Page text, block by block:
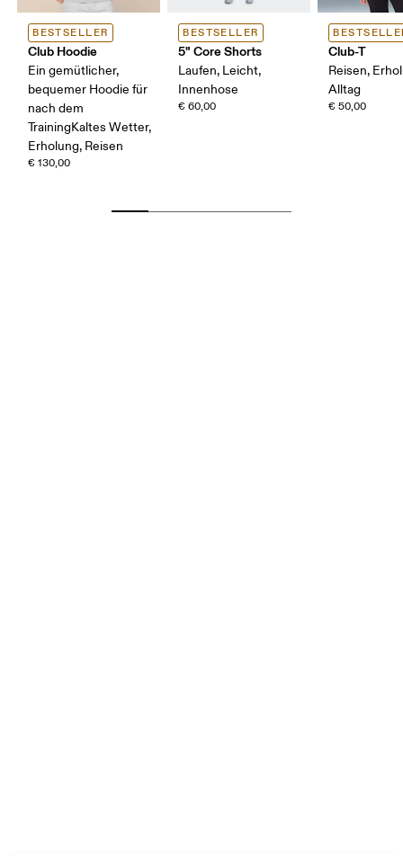
BESTSELLER
Club Hoodie
Ein gemütlicher,
bequemer Hoodie für
nach dem
TrainingKaltes Wetter,
Erholung, Reisen
€ 130,00
BESTSELLER
5" Core Shorts
Laufen, Leicht,
Innenhose
€ 60,00
Club-T
Reisen,
Alltag
€ 50,00